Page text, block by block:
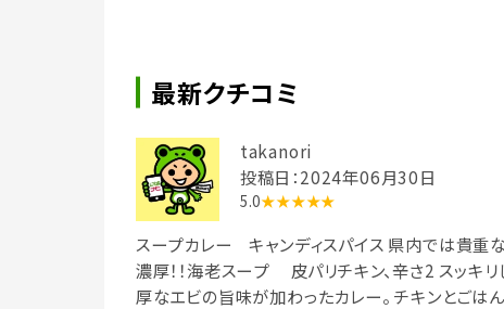
最新クチコミ
takanori
投稿日：2024年06月30日
5.0★★★★★
スープカレー キャンディスパイス 県内では貴重
濃厚！！海老スープ 皮パリチキン、辛さ2 スッキ
厚なエビの旨味が加わったカレー。 チキンとごは